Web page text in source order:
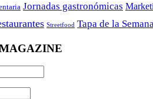
Jornadas gastronómicas
Streetfood Tapa de la Semana